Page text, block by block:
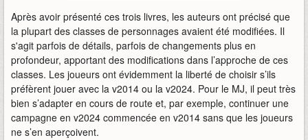
Après avoir présenté ces trois livres, les auteurs ont précisé que
la plupart des classes de personnages avaient été modifiées. Il
s'agit parfois de détails, parfois de changements plus en
profondeur, apportant des modifications dans l’approche de ces
classes. Les joueurs ont évidemment la liberté de choisir s’ils
préfèrent jouer avec la v2014 ou la v2024. Pour le MJ, il peut très
bien s’adapter en cours de route et, par exemple, continuer une
campagne en v2024 commencée en v2014 sans que les joueurs
ne s’en aperçoivent.